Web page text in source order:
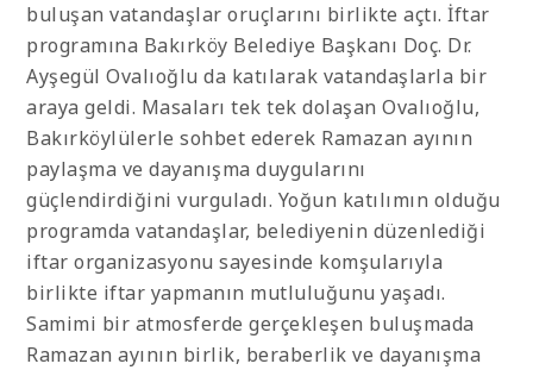
buluşan vatandaşlar oruçlarını birlikte açtı. İftar
programına Bakırköy Belediye Başkanı Doç. Dr.
Ayşegül Ovalıoğlu da katılarak vatandaşlarla bir
araya geldi. Masaları tek tek dolaşan Ovalıoğlu,
Bakırköylülerle sohbet ederek Ramazan ayının
paylaşma ve dayanışma duygularını
güçlendirdiğini vurguladı. Yoğun katılımın olduğu
programda vatandaşlar, belediyenin düzenlediği
iftar organizasyonu sayesinde komşularıyla
birlikte iftar yapmanın mutluluğunu yaşadı.
Samimi bir atmosferde gerçekleşen buluşmada
Ramazan ayının birlik, beraberlik ve dayanışma